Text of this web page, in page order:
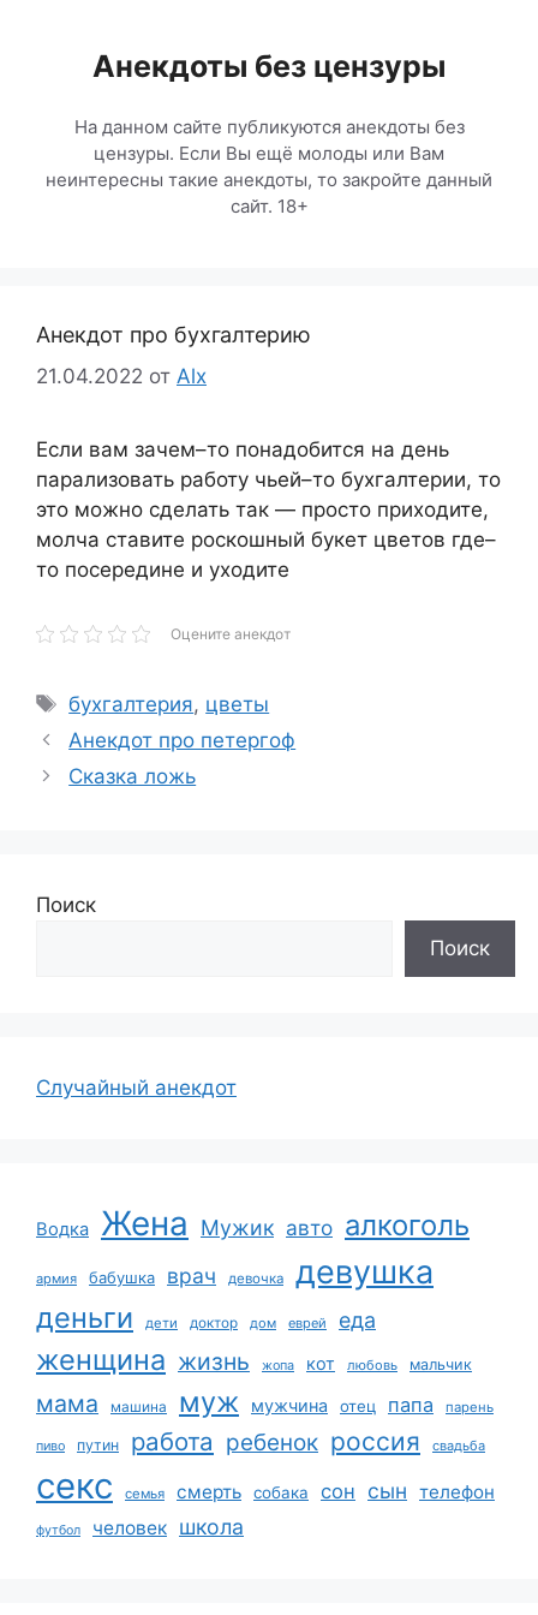
содержимомуАнекдоты без цензуры
На данном сайте публикуются анекдоты без
цензуры. Если Вы ещё молоды или Вам
неинтересны такие анекдоты, то закройте данный
сайт. 18+
Анекдот про бухгалтерию
21.04.2022 от Alx
Если вам зачем–то понадобится на день
парализовать работу чьей–то бухгалтерии, то
это можно сделать так — просто приходите,
молча ставите роскошный букет цветов где–
то посередине и уходите
Оцените анекдот
Метки
бухгалтерия, цветы
Анекдот про петергоф
Сказка ложь
Поиск
Поиск
Случайный анекдот
Водка Жена Мужик авто алкоголь
армия бабушка врач девочка девушка
деньги дети доктор дом еврей еда
женщина жизнь жопа кот любовь мальчик
мама машина муж мужчина отец папа парень
пиво путин работа ребенок россия свадьба
секс семья смерть собака сон сын телефон
футбол человек школа